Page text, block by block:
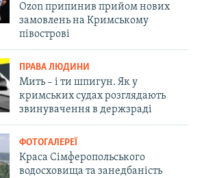
Ozon припинив прийом нових
замовлень на Кримському
півострові
ПРАВА ЛЮДИНИ
Мить – і ти шпигун. Як у
кримських судах розглядають
звинувачення в держзраді
ФОТОГАЛЕРЕЇ
Краса Сімферопольського
водосховища та занедбаність